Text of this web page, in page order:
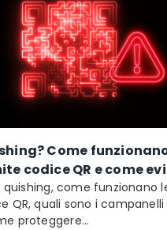
Come
codice QR e come
quishing, come funzionano
QR, quali sono i campanelli
proteggere...